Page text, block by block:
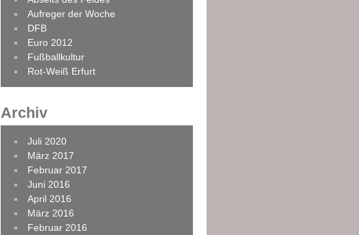
Aufreger der Woche
DFB
Euro 2012
Fußballkultur
Rot-Weiß Erfurt
Archiv
Juli 2020
März 2017
Februar 2017
Juni 2016
April 2016
März 2016
Februar 2016